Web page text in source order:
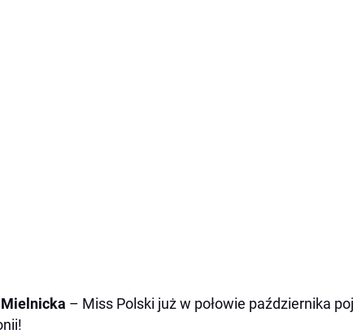
Mielnicka – Miss Polski już w połowie października